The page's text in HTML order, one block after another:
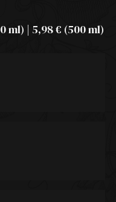
ml) | 5,98 € (500 ml)